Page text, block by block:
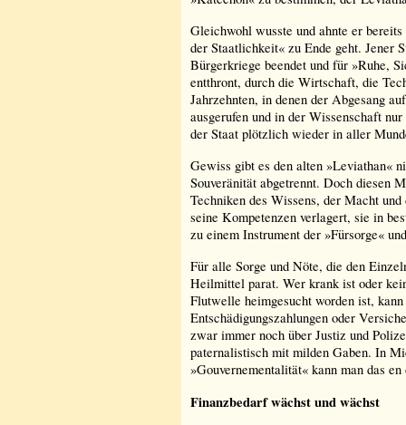
Gleichwohl wusste und ahnte er
der Staatlichkeit« zu Ende geht. Jener
Bürgerkriege beendet und für »Ruhe,
entthront, durch die Wirtschaft, die
Jahrzehnten, in denen der Abgesang
ausgerufen und in der Wissenschaft
der Staat plötzlich wieder in aller
Gewiss gibt es den alten »Leviathan«
Souveränität abgetrennt. Doch diesen
Techniken des Wissens, der Macht
seine Kompetenzen verlagert, sie in
zu einem Instrument der »Fürsorge«
Für alle Sorge und Nöte, die den
Heilmittel parat. Wer krank ist oder
Flutwelle heimgesucht worden ist,
Entschädigungszahlungen oder
zwar immer noch über Justiz und
paternalistisch mit milden Gaben. In
»Gouvernementalität« kann man das
Finanzbedarf wächst und wächst